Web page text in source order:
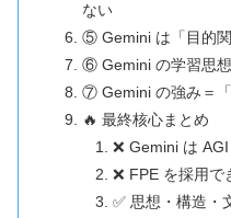
ない
⑤ Gemini は「目的関
⑥ Gemini の学習思想
⑦ Gemini の強み＝「
🔥 最終核心まとめ
❌ Gemini は AGI
❌ FPE を採用で
✅ 思想・構造・